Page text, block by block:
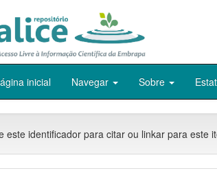
inicial Navegar Sobre
este identificador para citar ou linkar para este